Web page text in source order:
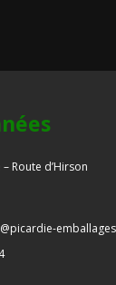
Route d’Hirson